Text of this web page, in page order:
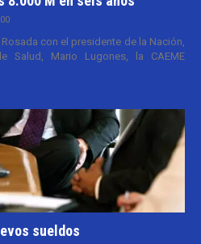
con el presidente de la Nación,
Salud, Mario Lugones, la CAEME
sueldos